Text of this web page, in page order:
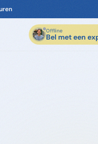
Offline
Bel met een